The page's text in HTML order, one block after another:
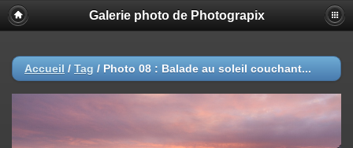
Galerie photo de Photograpix
Accueil / Tag / Photo 08 : Balade au soleil couchant...